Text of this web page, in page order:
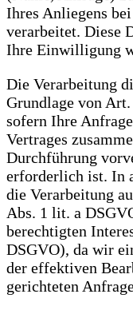
Ihres Anliegens
verarbeitet. Diese
Ihre Einwilligung
Die Verarbeitung
Grundlage von
sofern Ihre
Vertrages
Durchführung
erforderlich ist. In
die Verarbeitung
Abs. 1 lit. a
berechtigten
DSGVO), da wir
der effektiven
gerichteten